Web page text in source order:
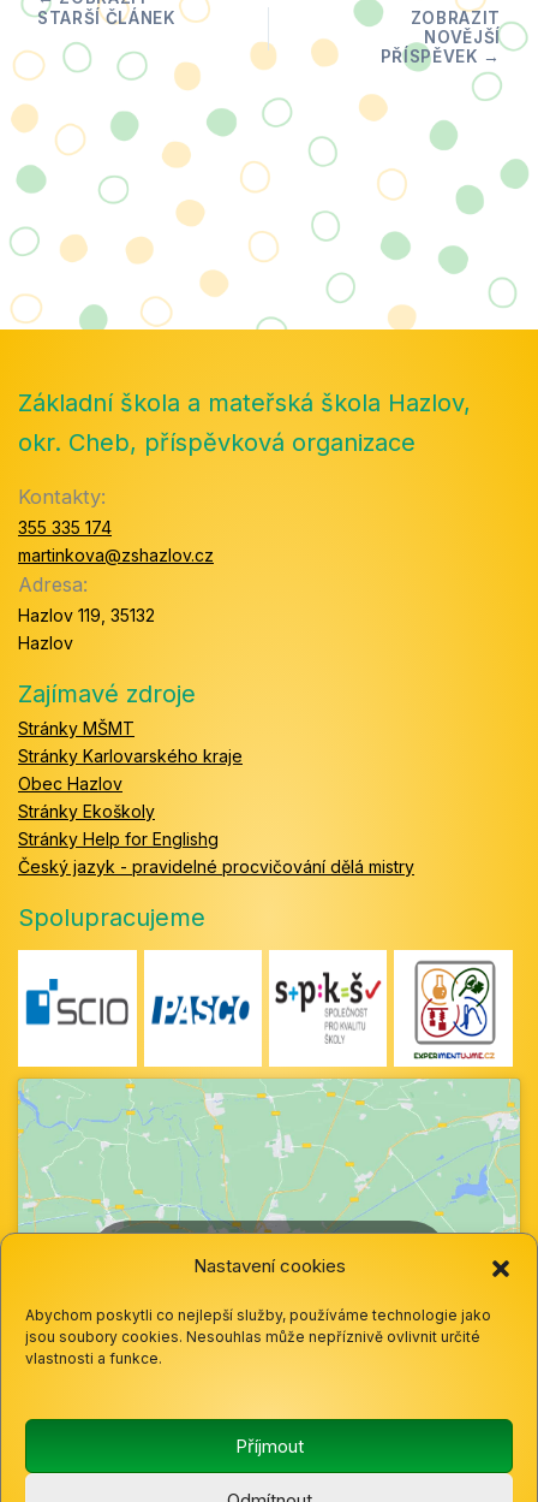
Nastavení cookies
Abychom poskytli co nejlepší služby, používáme technologie jako
jsou soubory cookies. Nesouhlas může nepříznivě ovlivnit určité
vlastnosti a funkce.
Příjmout
Základní škola a mateřská škola Hazlov,
okr. Cheb, příspěvková organizace
Kontakty:
355 335 174
martinkova@zshazlov.cz
Adresa:
Hazlov 119, 35132
Hazlov
Zajímavé zdroje
Stránky MŠMT
Stránky Karlovarského kraje
Obec Hazlov
Stránky Ekoškoly
Stránky Help for Englishg
Český jazyk - pravidelné procvičování dělá mistry
Spolupracujeme
cookie a povolte tento obsah